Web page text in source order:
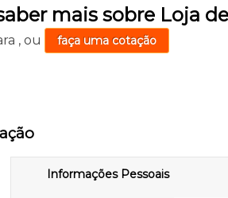
mais sobre Loja
,ou faça uma cotação
Informações Pessoais